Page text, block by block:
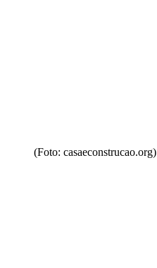
(Foto: casaeconstrucao.org)